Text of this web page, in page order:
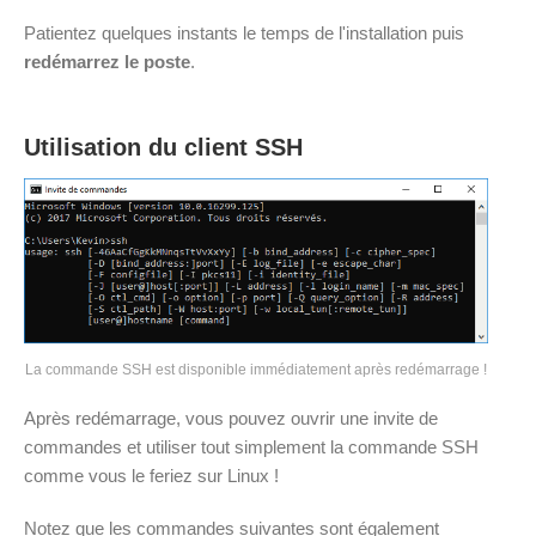
Patientez quelques instants le temps de l'installation puis
redémarrez le poste.
Utilisation du client SSH
La commande SSH est disponible immédiatement après redémarrage !
Après redémarrage, vous pouvez ouvrir une invite de
commandes et utiliser tout simplement la commande SSH
comme vous le feriez sur Linux !
Notez que les commandes suivantes sont également